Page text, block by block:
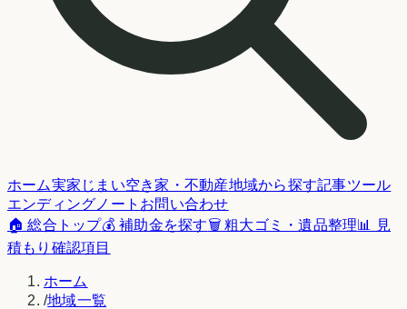
ホーム実家じまい空き家・不動産地域から探す記事ツール
エンディングノート お問い合わせ
🏠 総合トップ💰 補助金を探す🗑️ 粗大ゴミ・遺品整理📊 見
積もり確認項目
ホーム
/地域一覧